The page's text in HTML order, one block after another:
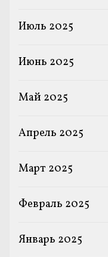
Июль 2025
Июнь 2025
Май 2025
Апрель 2025
Март 2025
Февраль 2025
Январь 2025